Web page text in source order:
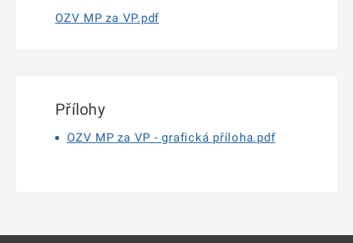
OZV MP za VP.pdf
Přílohy
OZV MP za VP - grafická příloha.pdf